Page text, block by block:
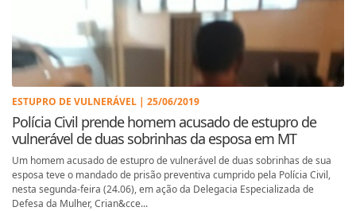
ESTUPRO DE VULNERÁVEL | 25/06/2019
Polícia Civil prende homem acusado de estupro de
vulnerável de duas sobrinhas da esposa em MT
Um homem acusado de estupro de vulnerável de duas sobrinhas de sua
esposa teve o mandado de prisão preventiva cumprido pela Polícia Civil,
nesta segunda-feira (24.06), em ação da Delegacia Especializada de
Defesa da Mulher, Crian&cce...